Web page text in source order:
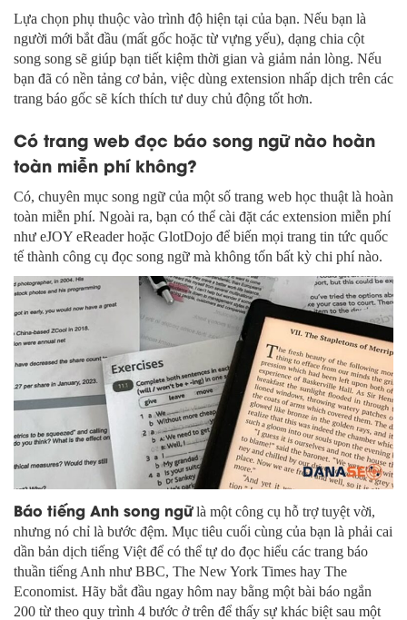
Lựa chọn phụ thuộc vào trình độ hiện tại của bạn. Nếu bạn là
người mới bắt đầu (mất gốc hoặc từ vựng yếu), dạng chia cột
song song sẽ giúp bạn tiết kiệm thời gian và giảm nản lòng. Nếu
bạn đã có nền tảng cơ bản, việc dùng extension nhấp dịch trên các
trang báo gốc sẽ kích thích tư duy chủ động tốt hơn.
Có trang web đọc báo song ngữ nào hoàn
toàn miễn phí không?
Có, chuyên mục song ngữ của một số trang web học thuật là hoàn
toàn miễn phí. Ngoài ra, bạn có thể cài đặt các extension miễn phí
như eJOY eReader hoặc GlotDojo để biến mọi trang tin tức quốc
tế thành công cụ đọc song ngữ mà không tốn bất kỳ chi phí nào.
Báo tiếng Anh song ngữlà một công cụ hỗ trợ tuyệt vời,
nhưng nó chỉ là bước đệm. Mục tiêu cuối cùng của bạn là phải cai
dần bản dịch tiếng Việt để có thể tự do đọc hiểu các trang báo
thuần tiếng Anh như BBC, The New York Times hay The
Economist. Hãy bắt đầu ngay hôm nay bằng một bài báo ngắn
200 từ theo quy trình 4 bước ở trên để thấy sự khác biệt sau một